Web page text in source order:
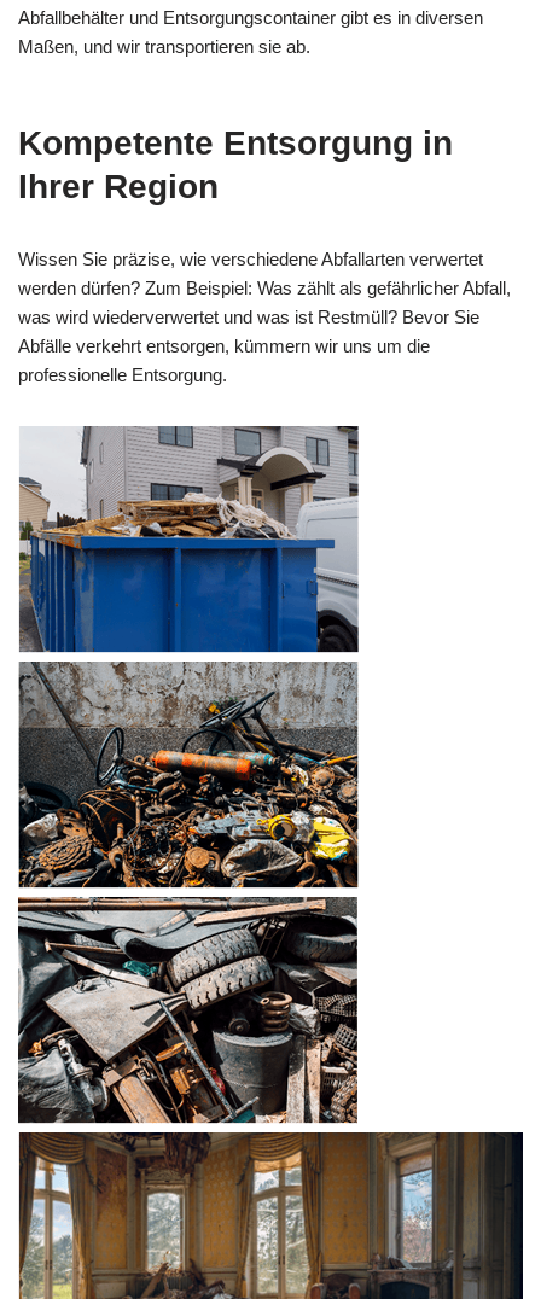
Abfallbehälter und Entsorgungscontainer gibt es in diversen
Maßen, und wir transportieren sie ab.
Kompetente Entsorgung in
Ihrer Region
Wissen Sie präzise, wie verschiedene Abfallarten verwertet
werden dürfen? Zum Beispiel: Was zählt als gefährlicher Abfall,
was wird wiederverwertet und was ist Restmüll? Bevor Sie
Abfälle verkehrt entsorgen, kümmern wir uns um die
professionelle Entsorgung.